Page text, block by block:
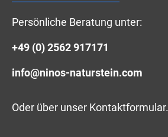
Persönliche Beratung unter:
+49 (0) 2562 917171
info@ninos-naturstein.com
Oder über unser Kontaktformular.